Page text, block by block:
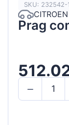
SKU: 232542-
Prag